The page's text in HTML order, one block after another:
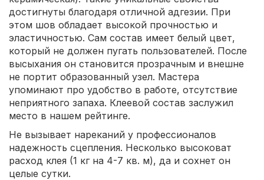
достигнуты благодаря отличной адгезии. При
этом шов обладает высокой прочностью и
эластичностью. Сам состав имеет белый цвет,
который не должен пугать пользователей. После
высыхания он становится прозрачным и внешне
не портит образованный узел. Мастера
упоминают про удобство в работе, отсутствие
неприятного запаха. Клеевой состав заслужил
место в нашем рейтинге.
Не вызывает нареканий у профессионалов
надежность сцепления. Несколько высоковат
расход клея (1 кг на 4-7 кв. м), да и сохнет он
целые сутки.